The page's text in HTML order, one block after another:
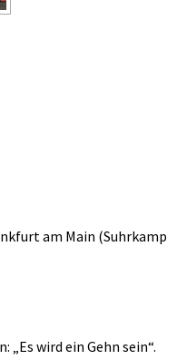
am Main (Suhrkamp
„Es wird ein Gehn sein“.